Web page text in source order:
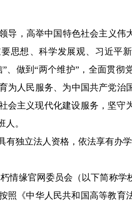
，高举中国特色社会主义伟
、科学发展观、习
、做到“两个维护”，全面贯彻
为人民服务、为中国共产党
会主义现代化建设服务，坚守为
。
独立法人资格，依法享有办学自
情缘官网委员会（以下简称学
照《中华人民共和国高等教育法